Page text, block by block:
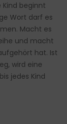
Kind beginnt
Wort darf es
Macht es
und macht
hat. Ist
wird eine
jedes Kind